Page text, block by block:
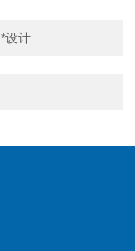
设计